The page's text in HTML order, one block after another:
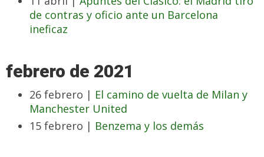
de contras y oficio ante un Barcelona
ineficaz
febrero de 2021
26 febrero | El camino de vuelta de Milan y
Manchester United
15 febrero | Benzema y los demás